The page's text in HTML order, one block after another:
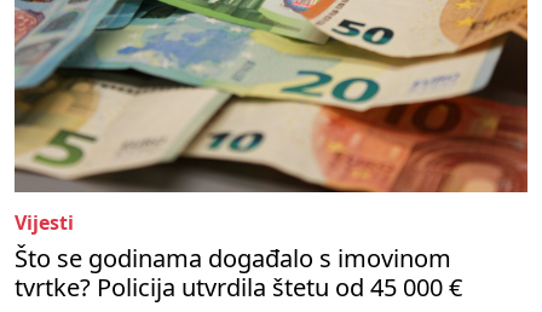
Vijesti
Što se godinama događalo s imovinom
tvrtke? Policija utvrdila štetu od 45 000 €